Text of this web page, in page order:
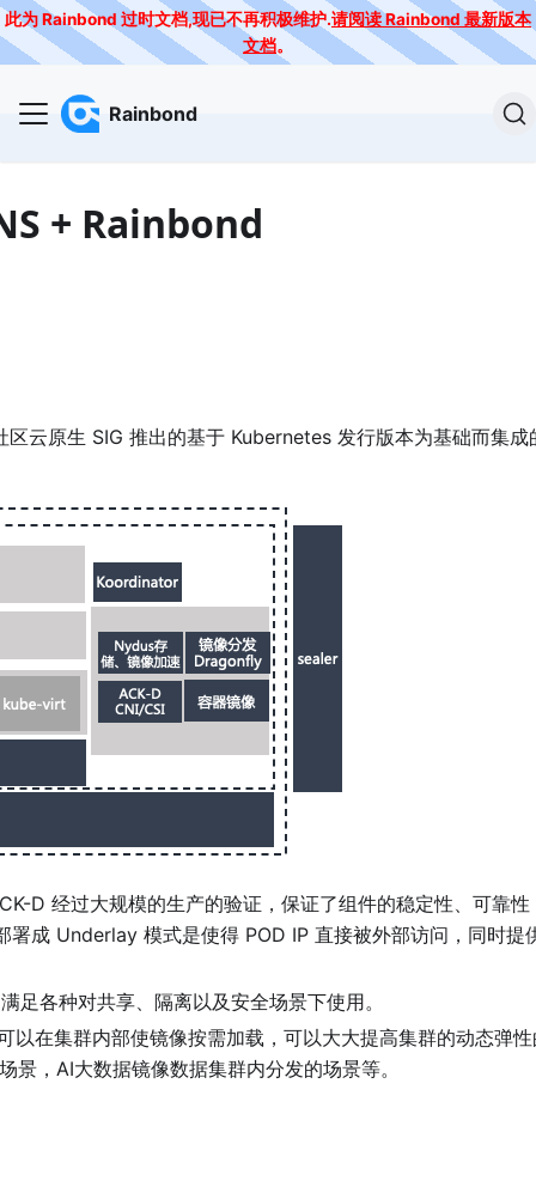
此为 Rainbond 过时文档,现已不再积极维护.请阅读 Rainbond 最新版本
文档。
Rainbond
+ Rainbond
区云原生 SIG 推出的基于 Kubernetes 发行版本为基础而集
D 经过大规模的生产的验证，保证了组件的稳定性、可靠
成 Underlay 模式是使得 POD IP 直接被外部访问，同时
各种对共享、隔离以及安全场景下使用。
在集群内部使镜像按需加载，可以大大提高集群的动态弹
，AI大数据镜像数据集群内分发的场景等。